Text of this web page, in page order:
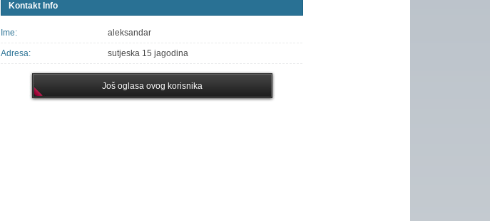
Kontakt Info
Ime: aleksandar
Adresa: sutjeska 15 jagodina
Još oglasa ovog korisnika